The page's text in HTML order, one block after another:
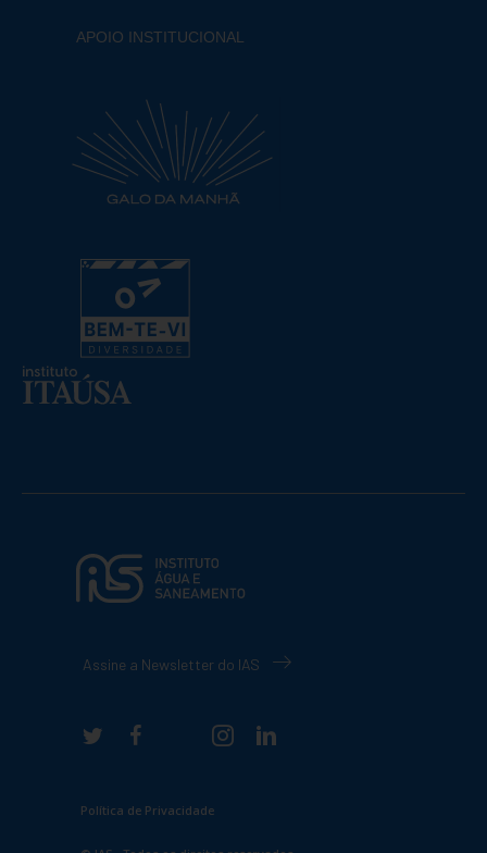
APOIO INSTITUCIONAL
Assine a Newsletter do IAS
Política de Privacidade